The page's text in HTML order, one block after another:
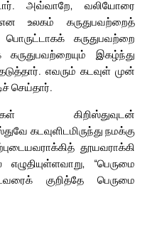
அவ்வாறே, வலியோரை
உலகம் கருதுபவற்றைத்
கருதுபவற்றை
இகழ்ந்து
எவரும் கடவுள் முன்
செய்தார்.
கிறிஸ்துவுடன்
கடவுளிடமிருந்து நமக்கு
தூயவராக்கி
“பெருமை
குறித்தே பெருமை